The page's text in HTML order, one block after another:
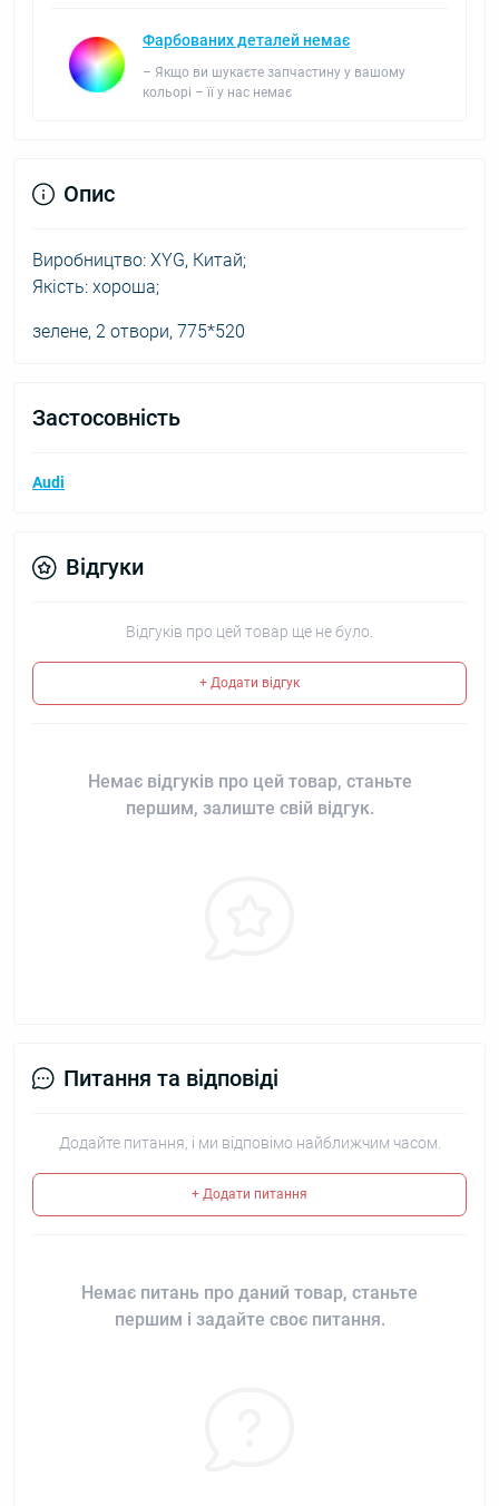
Фарбованих деталей немає
– Якщо ви шукаєте запчастину у вашому
кольорі – її у нас немає
Опис
Виробництво: XYG, Китай;
Якість: хороша;
зелене, 2 отвори, 775*520
Застосовність
Audi
Відгуки
Відгуків про цей товар ще не було.
+ Додати відгук
Немає відгуків про цей товар, станьте
першим, залиште свій відгук.
Питання та відповіді
Додайте питання, і ми відповімо найближчим часом.
+ Додати питання
Немає питань про даний товар, станьте
першим і задайте своє питання.